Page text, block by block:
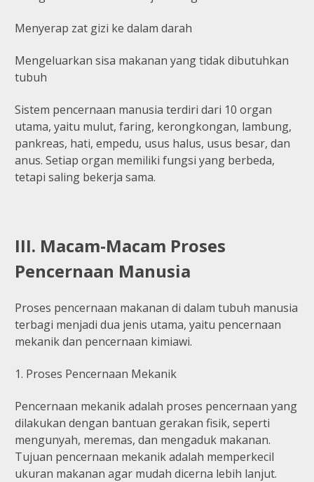
Menyerap zat gizi ke dalam darah
Mengeluarkan sisa makanan yang tidak dibutuhkan
tubuh
Sistem pencernaan manusia terdiri dari 10 organ
utama, yaitu mulut, faring, kerongkongan, lambung,
pankreas, hati, empedu, usus halus, usus besar, dan
anus. Setiap organ memiliki fungsi yang berbeda,
tetapi saling bekerja sama.
III. Macam-Macam Proses
Pencernaan Manusia
Proses pencernaan makanan di dalam tubuh manusia
terbagi menjadi dua jenis utama, yaitu pencernaan
mekanik dan pencernaan kimiawi.
1. Proses Pencernaan Mekanik
Pencernaan mekanik adalah proses pencernaan yang
dilakukan dengan bantuan gerakan fisik, seperti
mengunyah, meremas, dan mengaduk makanan.
Tujuan pencernaan mekanik adalah memperkecil
ukuran makanan agar mudah dicerna lebih lanjut.